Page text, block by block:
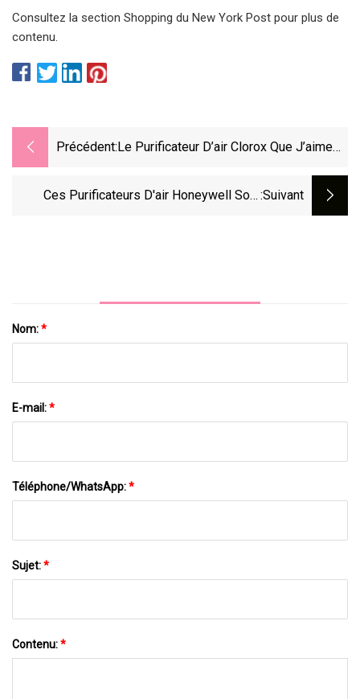
Consultez la section Shopping du New York Post pour plus de
contenu.
Précédent: Le Purificateur D’air Clorox Que J’aime
Ces Purificateurs D'air Honeywell Sont :suivant
Nom:*
E-mail:*
Téléphone/WhatsApp:*
Sujet:*
Contenu:*